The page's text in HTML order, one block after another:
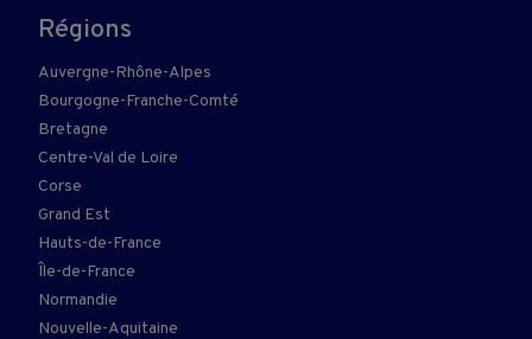
Régions
Auvergne-Rhône-Alpes
Bourgogne-Franche-Comté
Bretagne
Centre-Val de Loire
Corse
Grand Est
Hauts-de-France
Île-de-France
Normandie
Nouvelle-Aquitaine